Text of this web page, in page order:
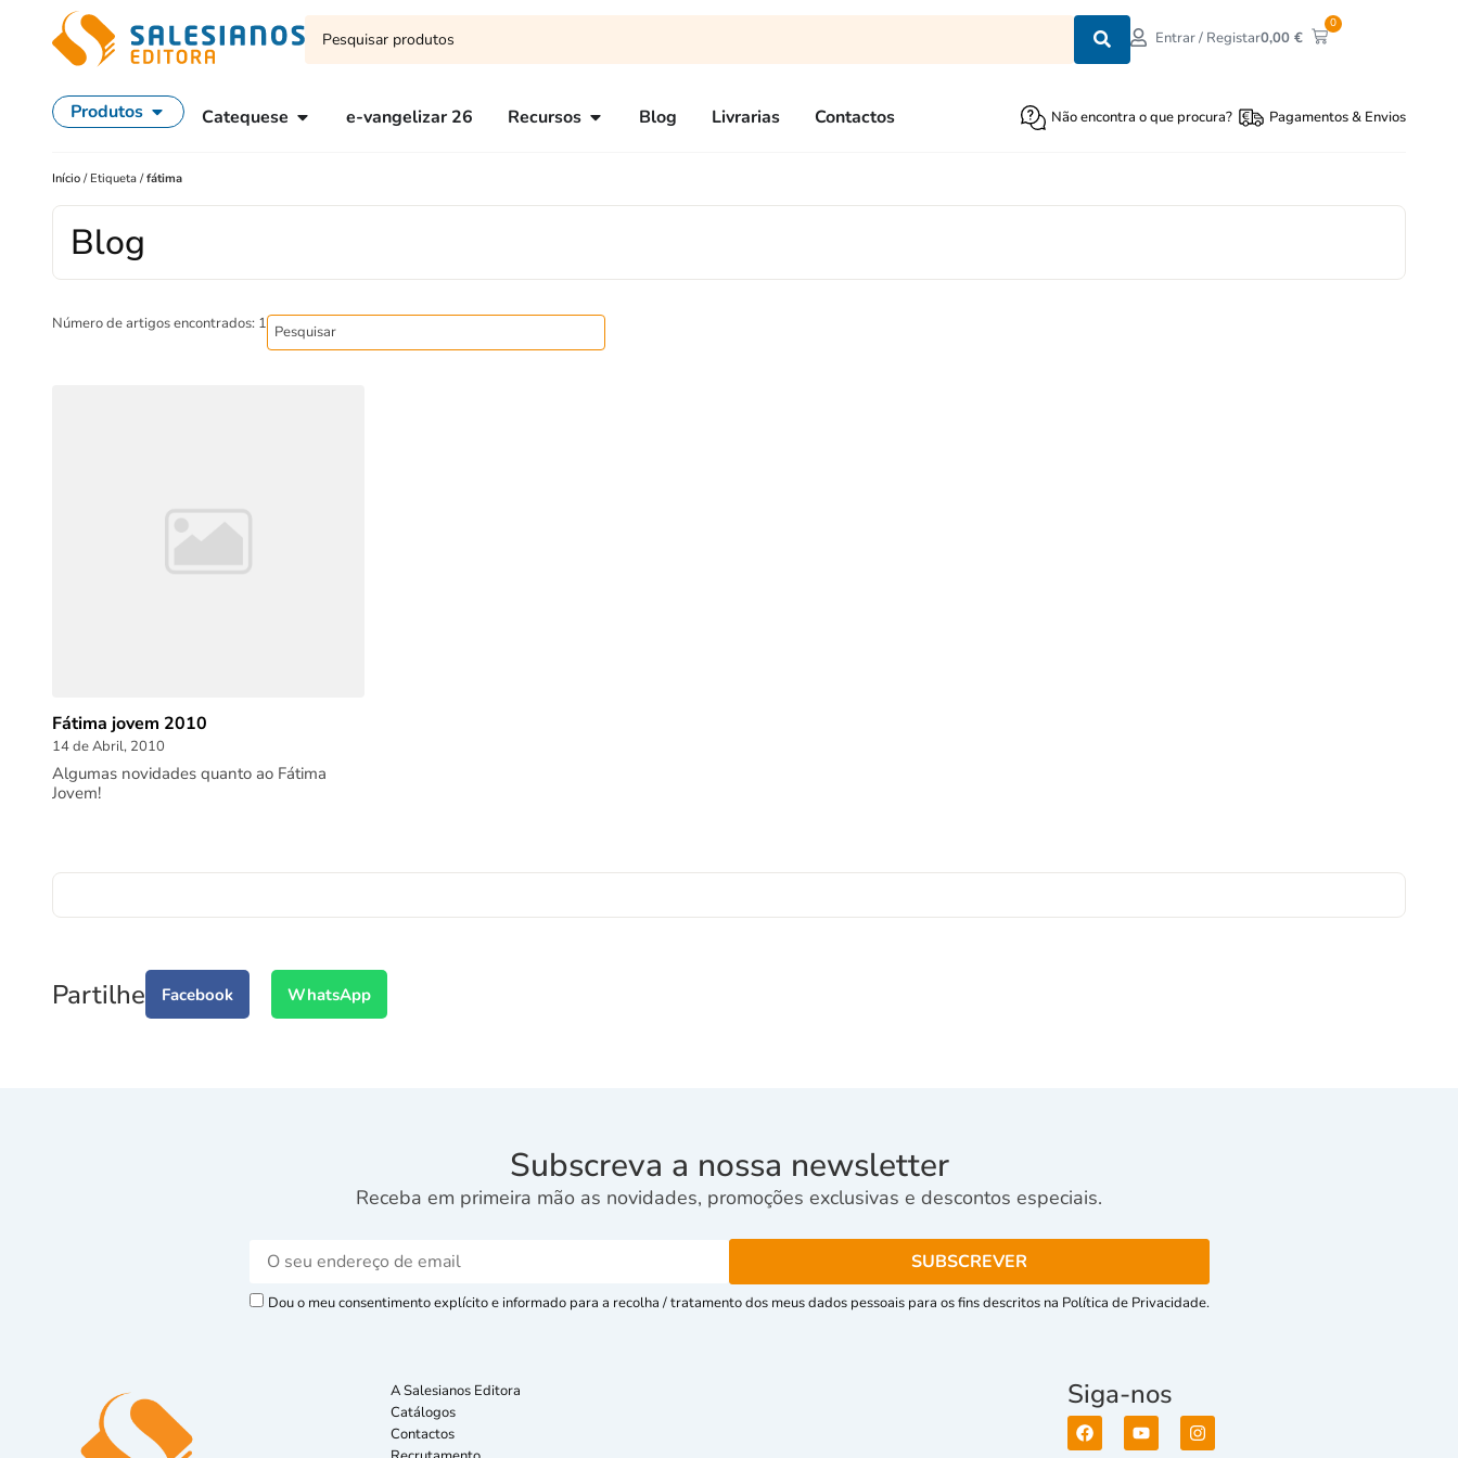
Entrar / Registar0,00€
0
Produtos Catequese e-vangelizar 26 Recursos Blog Livrarias Contactos Não encontra o que procura? Pagamentos & Envios
Início / Etiqueta /fátima
Blog
Número de artigos encontrados: 1
Fátima jovem 2010
14 de Abril, 2010
Algumas novidades quanto ao Fátima
Jovem!
Partilhe Facebook WhatsApp
Subscreva a nossa newsletter
Receba em primeira mão as novidades, promoções exclusivas e descontos especiais.
Dou o meu consentimento explícito e informado para a recolha / tratamento dos meus dados pessoais para os fins descritos na Política de Privacidade.
A Salesianos Editora
Catálogos
Contactos
Siga-nos